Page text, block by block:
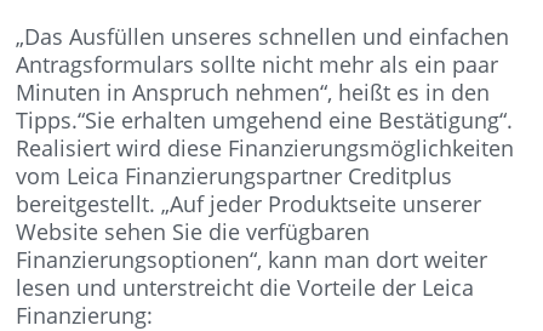
„Das Ausfüllen unseres schnellen und einfachen
Antragsformulars sollte nicht mehr als ein paar
Minuten in Anspruch nehmen“, heißt es in den
Tipps.“Sie erhalten umgehend eine Bestätigung“.
Realisiert wird diese Finanzierungsmöglichkeiten
vom Leica Finanzierungspartner Creditplus
bereitgestellt. „Auf jeder Produktseite unserer
Website sehen Sie die verfügbaren
Finanzierungsoptionen“, kann man dort weiter
lesen und unterstreicht die Vorteile der Leica
Finanzierung: